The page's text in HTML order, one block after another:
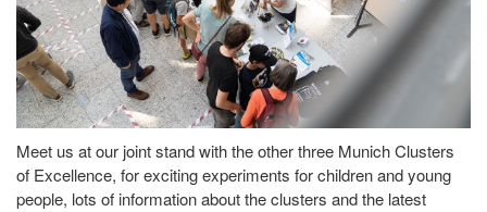
Meet us at our joint stand with the other three Munich Clusters
of Excellence, for exciting experiments for children and young
people, lots of information about the clusters and the latest